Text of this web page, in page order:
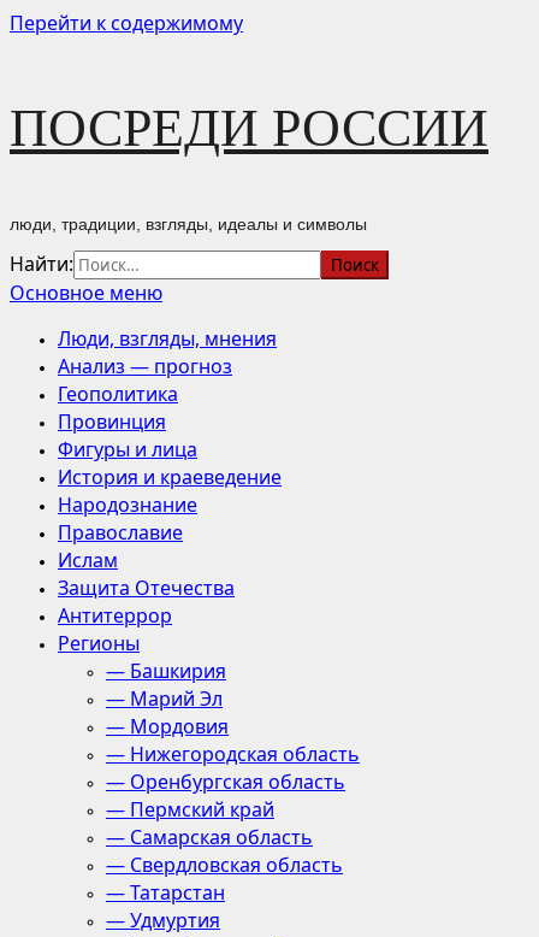
Перейти к содержимому
ПОСРЕДИ РОССИИ
люди, традиции, взгляды, идеалы и символы
Найти:
Основное меню
Люди, взгляды, мнения
Анализ — прогноз
Геополитика
Провинция
Фигуры и лица
История и краеведение
Народознание
Православие
Ислам
Защита Отечества
Антитеррор
Регионы
— Башкирия
— Марий Эл
— Мордовия
— Нижегородская область
— Оренбургская область
— Пермский край
— Самарская область
— Свердловская область
— Татарстан
— Удмуртия